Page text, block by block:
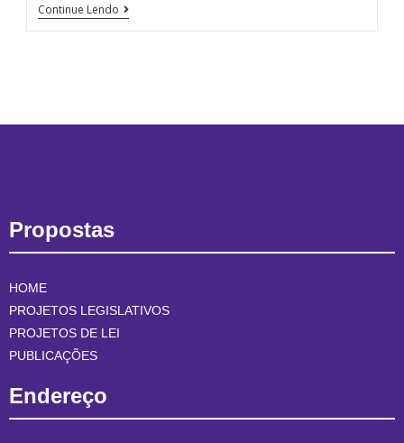
Continue Lendo
Propostas
HOME
PROJETOS LEGISLATIVOS
PROJETOS DE LEI
PUBLICAÇÕES
Endereço